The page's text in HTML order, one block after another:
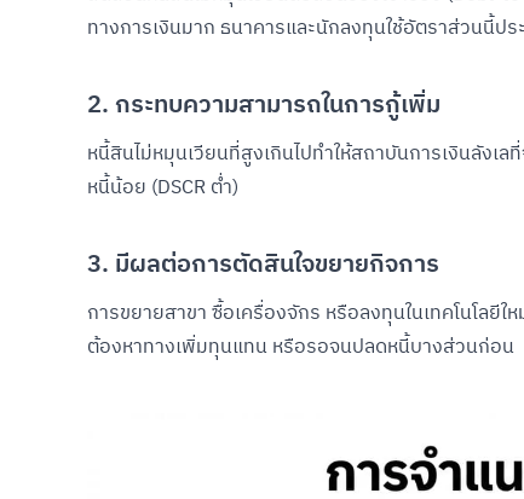
ทางการเงินมาก ธนาคารและนักลงทุนใช้อัตราส่วนนี้ป
2. กระทบความสามารถในการกู้เพิ่ม
หนี้สินไม่หมุนเวียนที่สูงเกินไปทำให้สถาบันการเงินลังเ
หนี้น้อย (DSCR ต่ำ)
3. มีผลต่อการตัดสินใจขยายกิจการ
การขยายสาขา ซื้อเครื่องจักร หรือลงทุนในเทคโนโลยี
ต้องหาทางเพิ่มทุนแทน หรือรอจนปลดหนี้บางส่วนก่อน